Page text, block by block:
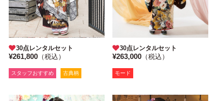
30点レンタルセット
¥261,800（税込）
スタッフおすすめ 古典柄
30点レンタルセット
¥263,000 （税込）
モード